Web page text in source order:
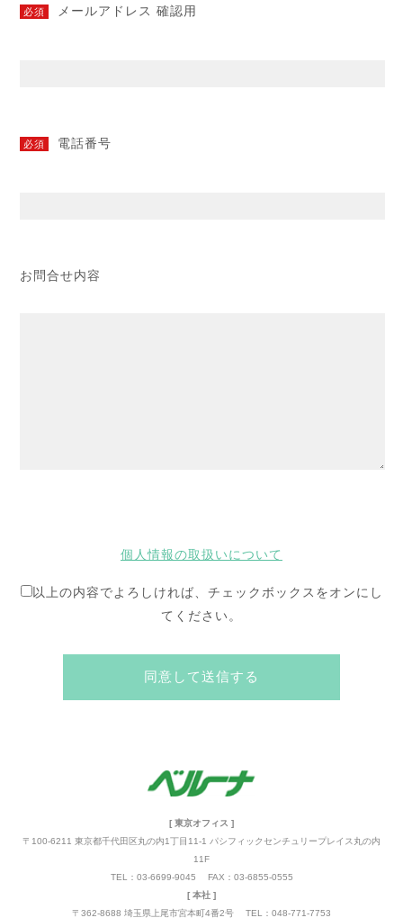
必須 メールアドレス 確認用
必須 電話番号
お問合せ内容
個人情報の取扱いについて
以上の内容でよろしければ、チェックボックスをオンにし
てください。
[ 東京オフィス ]
〒100-6211 東京都千代田区丸の内1丁目11-1 パシフィックセンチュリープレイス丸の内
11F
TEL：03-6699-9045 FAX：03-6855-0555
[ 本社 ]
〒362-8688 埼玉県上尾市宮本町4番2号 TEL：048-771-7753